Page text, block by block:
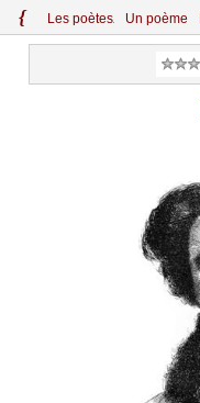
{ Les poètes Un poème